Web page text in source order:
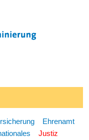
Ehrenamt
Justiz